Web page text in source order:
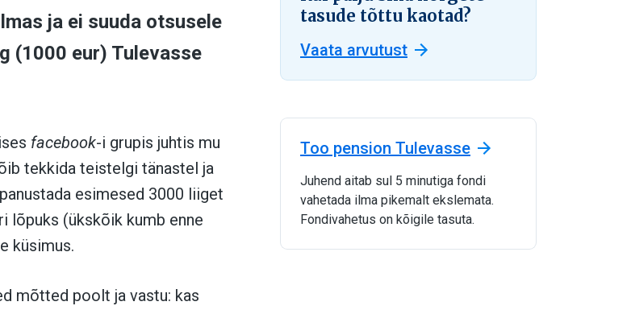
ja ei suuda otsusele
(1000 eur) Tulevasse
facebook-i grupis juhtis mu
tekkida teistelgi tänastel ja
esimesed 3000 liiget
lõpuks (ükskõik kumb enne
küsimus.
mõtted poolt ja vastu: kas
tasude tõttu kaotad?
Vaata arvutust
Too pension Tulevasse
Juhend aitab sul 5 minutiga fondi
vahetada ilma pikemalt ekslemata.
Fondivahetus on kõigile tasuta.